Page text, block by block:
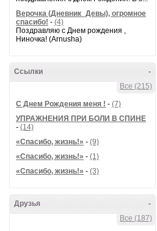
Верочка (Дневник_Девы), огромное
спасибо! - (4)
Поздравляю с Днем рождения ,
Ниночка! (Arnusha)
-
Ссылки
Все (215)
С Днем Рождения меня ! - (7)
УПРАЖНЕНИЯ ПРИ БОЛИ В СПИНЕ
- (14)
«Спасибо, жизнь!» - (9)
«Спасибо, жизнь!» - (1)
«Спасибо, жизнь!» - (3)
-
Друзья
Все (187)